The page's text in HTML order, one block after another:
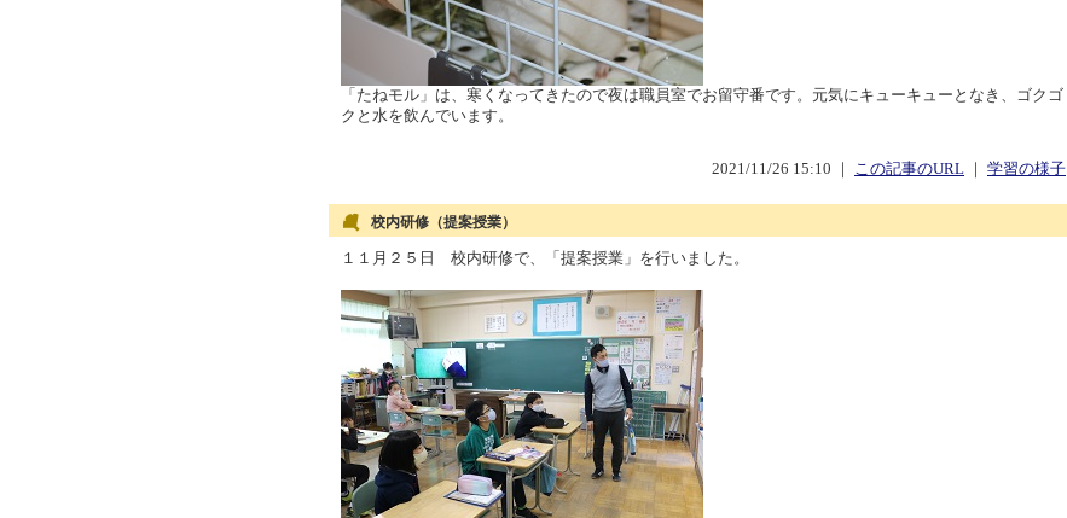
「たねモル」は、寒くなってきたので夜は職員室でお留守番です。元気にキューキューとなき、ゴクゴ
クと水を飲んでいます。
2021/11/26 15:10 ｜ この記事のURL 学習の様子
校内研修（提案授業）
１１月２５日 校内研修で、「提案授業」を行いました。